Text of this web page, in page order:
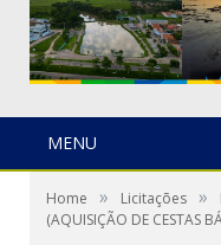
MENU
Home » Licitações »
(AQUISIÇÃO DE CESTAS